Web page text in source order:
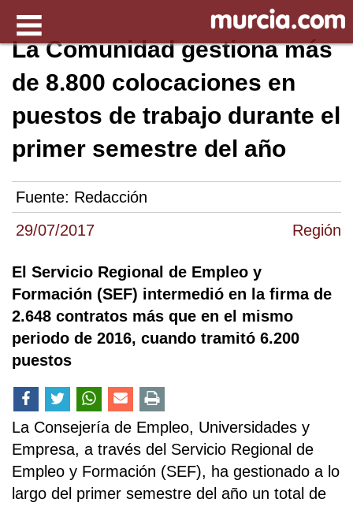
29/07/2017 Región
La Comunidad gestiona más
de 8.800 colocaciones en
puestos de trabajo durante el
primer semestre del año
Fuente: Redacción
El Servicio Regional de Empleo y
Formación (SEF) intermedió en la firma de
2.648 contratos más que en el mismo
periodo de 2016, cuando tramitó 6.200
puestos
La Consejería de Empleo, Universidades y
Empresa, a través del Servicio Regional de
Empleo y Formación (SEF), ha gestionado a lo
largo del primer semestre del año un total de